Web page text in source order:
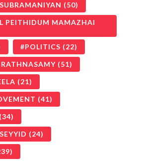
(50)
PEITHIDUM MAMAZHAI
POLITICS (22)
(51)
(21)
(41)
(34)
(24)